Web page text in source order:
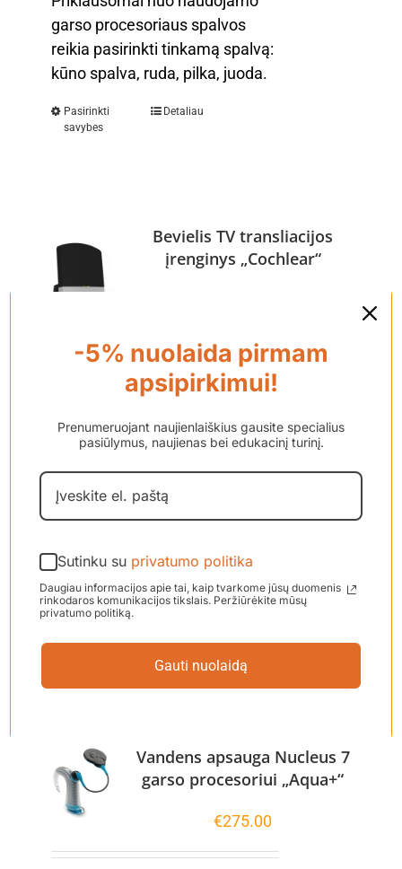
garso procesoriaus spalvos
reikia pasirinkti tinkamą spalvą:
kūno spalva, ruda, pilka, juoda.
Pasirinkti
savybes
Detaliau
Bevielis TV transliacijos
įrenginys „Cochlear“
Švarus, aiškus stereo tiesiai iš
jūsų televizoriaus. Naudodami
jums nebereikia rinktis, ar
pokalbyje. Bevielis įrenginys
puikiai girdėsite, kas vyksta
aplinkui. Išbandykite vieną
mėnesį nemokamai!
Vandens apsauga Nucleus 7
garso procesoriui „Aqua+“
€275.00
-5% nuolaida pirmam
apsipirkimui!
Prenumeruojant naujienlaiškius gausite specialius
pasiūlymus, naujienas bei edukacinį turinį.
Sutinku su privatumo politika
Daugiau informacijos apie tai, kaip tvarkome jūsų duomenis
rinkodaros komunikacijos tikslais. Peržiūrėkite mūsų
privatumo politiką.
Gauti nuolaidą